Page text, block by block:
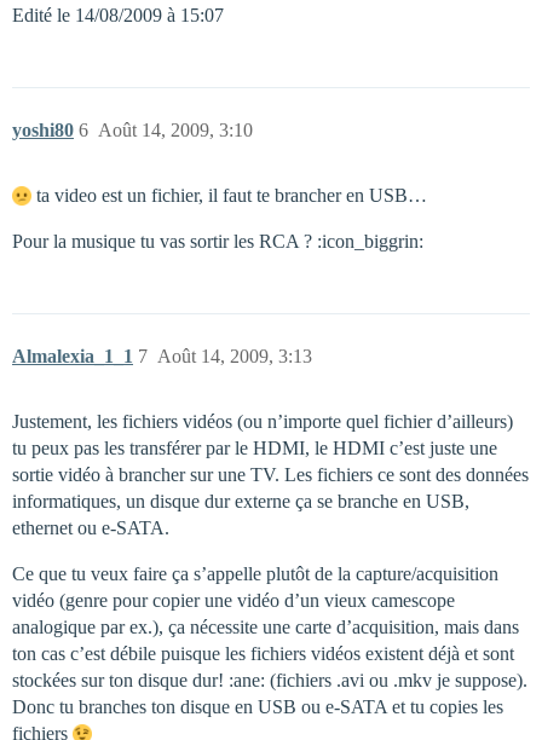
Edité le 14/08/2009 à 15:07
yoshi80 Août 14, 2009, 3:10
6
ta video est un fichier, il faut te brancher en USB…
Pour la musique tu vas sortir les RCA ? :icon_biggrin:
Almalexia_1_1 Août 14, 2009, 3:13
7
Justement, les fichiers vidéos (ou n’importe quel fichier d’ailleurs)
tu peux pas les transférer par le HDMI, le HDMI c’est juste une
sortie vidéo à brancher sur une TV. Les fichiers ce sont des données
informatiques, un disque dur externe ça se branche en USB,
ethernet ou e-SATA.
Ce que tu veux faire ça s’appelle plutôt de la capture/acquisition
vidéo (genre pour copier une vidéo d’un vieux camescope
analogique par ex.), ça nécessite une carte d’acquisition, mais dans
ton cas c’est débile puisque les fichiers vidéos existent déjà et sont
stockées sur ton disque dur! :ane: (fichiers .avi ou .mkv je suppose).
Donc tu branches ton disque en USB ou e-SATA et tu copies les
fichiers